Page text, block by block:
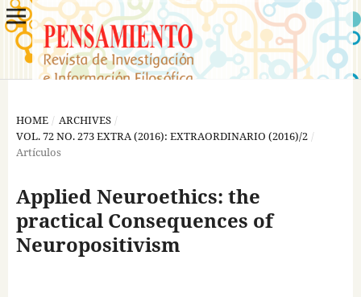
HOME / ARCHIVES /
VOL. 72 NO. 273 EXTRA (2016): EXTRAORDINARIO (2016)/2 /
Artículos
Applied Neuroethics: the
practical Consequences of
Neuropositivism